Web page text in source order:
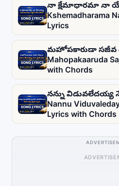
నా క్షేమాధారమా నా
Kshemadharama
Lyrics
మహోపకారుడా సజీవ
Mahopakaaruda
with Chords
నన్ను విడువలేదయ్య
Nannu
Lyrics with Chords